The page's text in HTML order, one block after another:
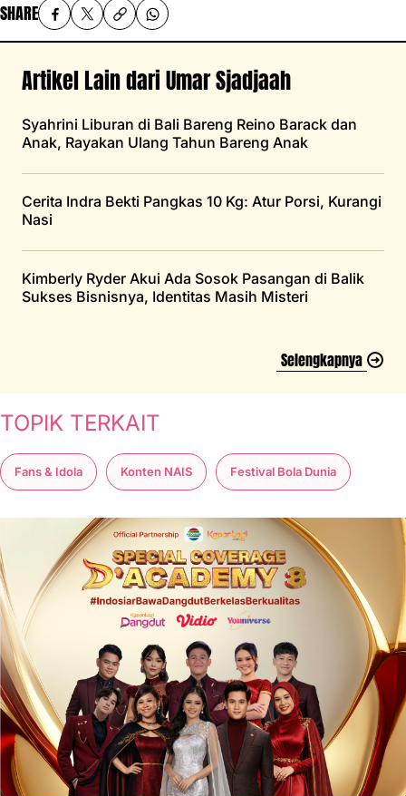
SHARE
Artikel Lain dari Umar Sjadjaah
Syahrini Liburan di Bali Bareng Reino Barack dan
Anak, Rayakan Ulang Tahun Bareng Anak
Cerita Indra Bekti Pangkas 10 Kg: Atur Porsi, Kurangi
Nasi
Kimberly Ryder Akui Ada Sosok Pasangan di Balik
Sukses Bisnisnya, Identitas Masih Misteri
Selengkapnya
TOPIK TERKAIT
Fans & Idola Konten NAIS Festival Bola Dunia